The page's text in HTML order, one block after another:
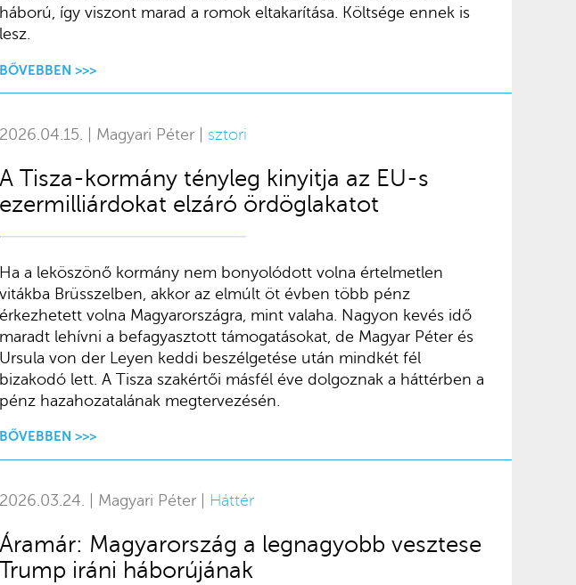
háború, így viszont marad a romok eltakarítása. Költsége ennek is
lesz.
BŐVEBBEN >>>
2026.04.15. | Magyari Péter | sztori
A Tisza-kormány tényleg kinyitja az EU-s
ezermilliárdokat elzáró ördöglakatot
Ha a leköszönő kormány nem bonyolódott volna értelmetlen
vitákba Brüsszelben, akkor az elmúlt öt évben több pénz
érkezhetett volna Magyarországra, mint valaha. Nagyon kevés idő
maradt lehívni a befagyasztott támogatásokat, de Magyar Péter és
Ursula von der Leyen keddi beszélgetése után mindkét fél
bizakodó lett. A Tisza szakértői másfél éve dolgoznak a háttérben a
pénz hazahozatalának megtervezésén.
BŐVEBBEN >>>
2026.03.24. | Magyari Péter | Háttér
Áramár: Magyarország a legnagyobb vesztese
Trump iráni háborújának